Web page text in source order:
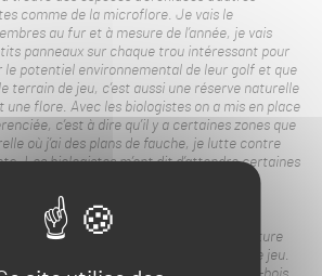
comme de la microflore. Je vais le
au fur et à mesure de l’année, je vais
panneaux sur chaque trou intéressant pour
potentiel environnemental de leur golf et que
terrain de jeu, c’est aussi une réserve naturelle
une flore. Avec les biologistes on a mis en place
c’est à dire qu’il y a certaines zones que
où j’ai des plans de fauche, je lutte contre
Les biologistes m’ont dit d’attendre certaines
floraisons, par rapport aux paires de
zones humides que l’on a, etc.
entretien. Au contraire, c’est laisser la nature
a pas besoin que ça soit des surfaces de jeu.